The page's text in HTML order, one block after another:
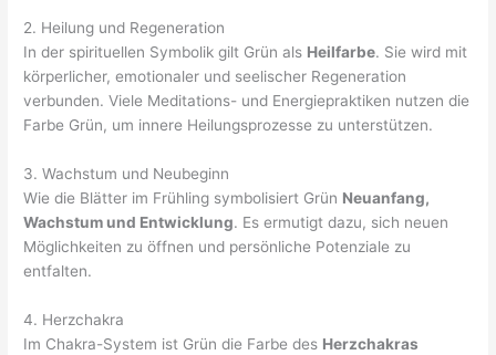
2. Heilung und Regeneration
In der spirituellen Symbolik gilt Grün als Heilfarbe. Sie wird mit
körperlicher, emotionaler und seelischer Regeneration
verbunden. Viele Meditations- und Energiepraktiken nutzen die
Farbe Grün, um innere Heilungsprozesse zu unterstützen.
3. Wachstum und Neubeginn
Wie die Blätter im Frühling symbolisiert Grün Neuanfang,
Wachstum und Entwicklung. Es ermutigt dazu, sich neuen
Möglichkeiten zu öffnen und persönliche Potenziale zu
entfalten.
4. Herzchakra
Im Chakra-System ist Grün die Farbe des Herzchakras